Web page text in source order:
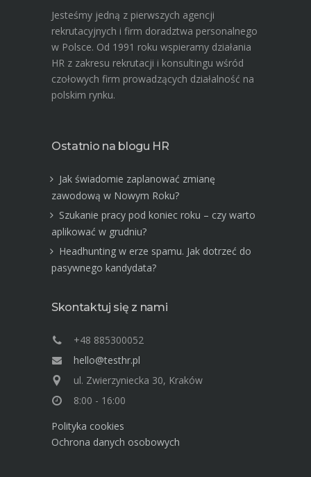
Jesteśmy jedną z pierwszych agencji
rekrutacyjnych i firm doradztwa personalnego
w Polsce. Od 1991 roku wspieramy działania
HR z zakresu rekrutacji i konsultingu wśród
czołowych firm prowadzących działalność na
polskim rynku.
Ostatnio na blogu HR
Jak świadomie zaplanować zmianę
zawodową w Nowym Roku?
Szukanie pracy pod koniec roku – czy warto
aplikować w grudniu?
Headhunting w erze spamu. Jak dotrzeć do
pasywnego kandydata?
Skontaktuj się z nami
+48 885300052
hello@testhr.pl
ul. Zwierzyniecka 30, Kraków
8:00 - 16:00
Polityka cookies
Ochrona danych osobowych